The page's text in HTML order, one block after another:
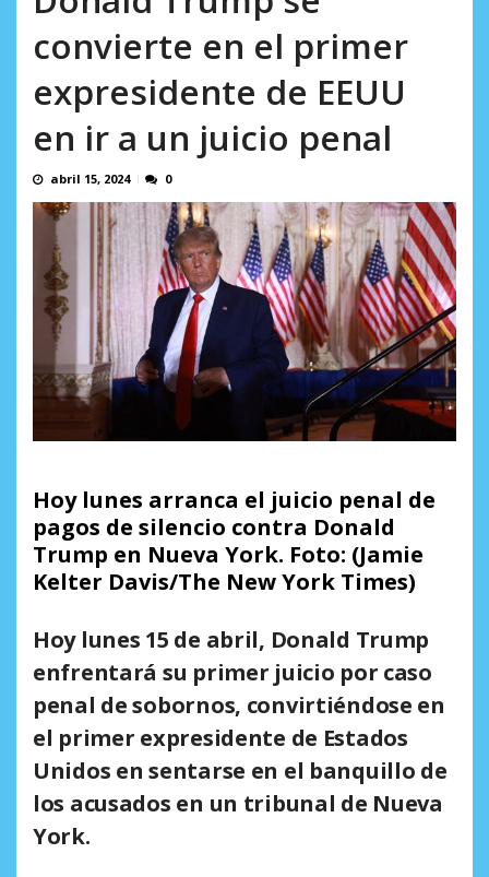
convierte en el primer
expresidente de EEUU
en ir a un juicio penal
abril 15, 2024 0
Hoy lunes arranca el juicio penal de
pagos de silencio contra Donald
Trump en Nueva York. Foto: (Jamie
Kelter Davis/The New York Times)
Hoy lunes 15 de abril, Donald Trump
enfrentará su primer juicio por caso
penal de sobornos, convirtiéndose en
el primer expresidente de Estados
Unidos en sentarse en el banquillo de
los acusados en un tribunal de Nueva
York.